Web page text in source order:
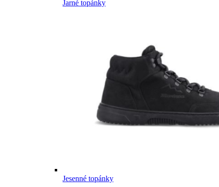
Jarné topánky
Jesenné topánky